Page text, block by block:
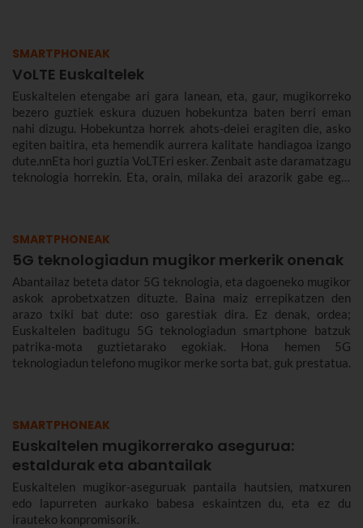
SMARTPHONEAK
VoLTE Euskaltelek
Euskaltelen etengabe ari gara lanean, eta, gaur, mugikorreko
bezero guztiek eskura duzuen hobekuntza baten berri eman
nahi dizugu. Hobekuntza horrek ahots-deiei eragiten die, asko
egiten baitira, eta hemendik aurrera kalitate handiagoa izango
dute.nnEta hori guztia VoLTEri esker. Zenbait aste daramatzagu
teknologia horrekin. Eta, orain, milaka dei arazorik gabe egin
SMARTPHONEAK
5G teknologiadun mugikor merkerik onenak
Abantailaz beteta dator 5G teknologia, eta dagoeneko mugikor
askok aprobetxatzen dituzte. Baina maiz errepikatzen den
arazo txiki bat dute: oso garestiak dira. Ez denak, ordea;
Euskaltelen baditugu 5G teknologiadun smartphone batzuk
patrika-mota guztietarako egokiak. Hona hemen 5G
teknologiadun telefono mugikor merke sorta bat, guk prestatua.
SMARTPHONEAK
Euskaltelen mugikorrerako asegurua:
estaldurak eta abantailak
Euskaltelen mugikor-aseguruak pantaila hautsien, matxuren
edo lapurreten aurkako babesa eskaintzen du, eta ez du
irauteko konpromisorik.